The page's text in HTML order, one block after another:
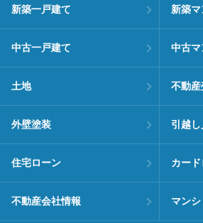
新築一戸建て 新築
中古一戸建て 中古
土地 不動産
外壁塗装 引越し
住宅ローン カー
不動産会社情報 マン